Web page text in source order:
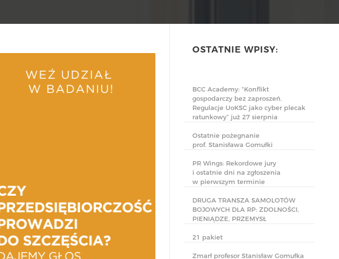
OSTATNIE WPISY:
BCC Academy: “Konflikt
gospodarczy bez zaproszeń.
Regulacje UoKSC jako cyber plecak
ratunkowy” już 27 sierpnia
Ostatnie pożegnanie
prof. Stanisława Gomułki
PR Wings: Rekordowe jury
i ostatnie dni na zgłoszenia
w pierwszym terminie
DRUGA TRANSZA SAMOLOTÓW
BOJOWYCH DLA RP: ZDOLNOŚCI,
PIENIĄDZE, PRZEMYSŁ
21 pakiet
Zmarł profesor Stanisław Gomułka